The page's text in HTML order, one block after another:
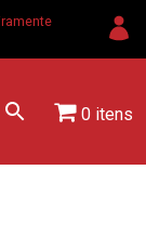
0 itens